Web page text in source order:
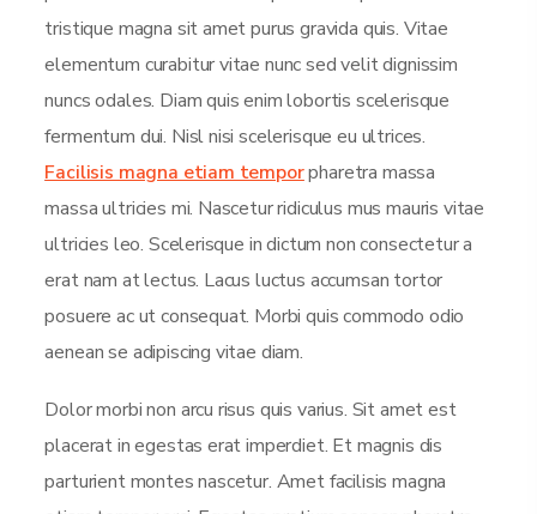
tristique magna sit amet purus gravida quis. Vitae
elementum curabitur vitae nunc sed velit dignissim
nuncs odales. Diam quis enim lobortis scelerisque
fermentum dui. Nisl nisi scelerisque eu ultrices.
Facilisis magna etiam temporpharetra massa
massa ultricies mi. Nascetur ridiculus mus mauris vitae
ultricies leo. Scelerisque in dictum non consectetur a
erat nam at lectus. Lacus luctus accumsan tortor
posuere ac ut consequat. Morbi quis commodo odio
aenean se adipiscing vitae diam.
Dolor morbi non arcu risus quis varius. Sit amet est
placerat in egestas erat imperdiet. Et magnis dis
parturient montes nascetur. Amet facilisis magna